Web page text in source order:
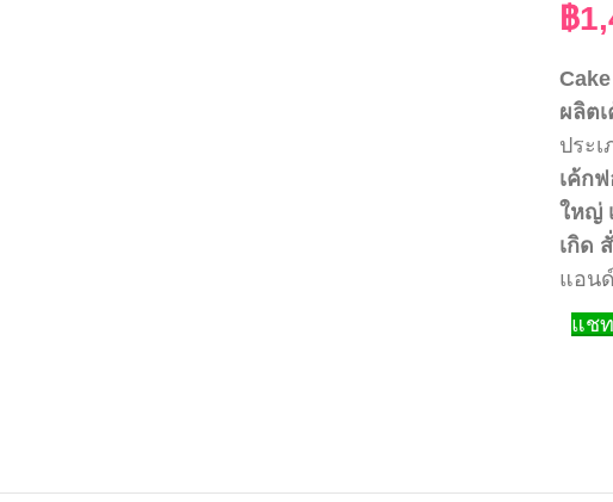
฿
ผลิต
ประ
เค้ก
ใหญ่
เกิด
แอน
แช